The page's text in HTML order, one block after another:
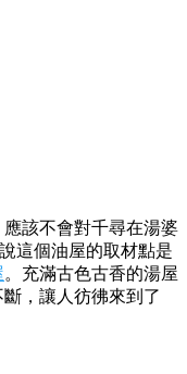
該不會對千尋在湯婆
這個油屋的取材點是
。充滿古色古香的湯屋
，讓人彷彿來到了